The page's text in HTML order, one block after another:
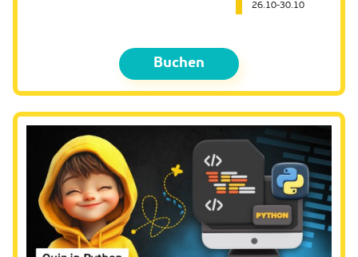
26.10-30.10
Buchen